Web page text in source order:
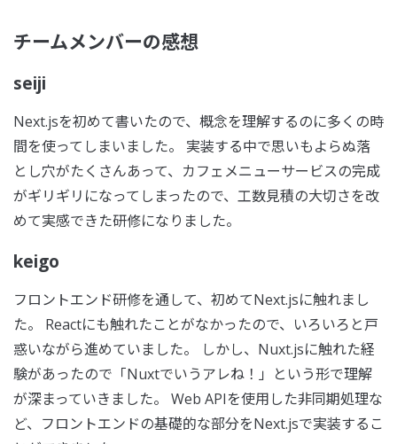
チームメンバーの感想
seiji
Next.jsを初めて書いたので、概念を理解するのに多くの時
間を使ってしまいました。 実装する中で思いもよらぬ落
とし穴がたくさんあって、カフェメニューサービスの完成
がギリギリになってしまったので、工数見積の大切さを改
めて実感できた研修になりました。
keigo
フロントエンド研修を通して、初めてNext.jsに触れまし
た。 Reactにも触れたことがなかったので、いろいろと戸
惑いながら進めていました。 しかし、Nuxt.jsに触れた経
験があったので「Nuxtでいうアレね！」という形で理解
が深まっていきました。 Web APIを使用した非同期処理な
ど、フロントエンドの基礎的な部分をNext.jsで実装するこ